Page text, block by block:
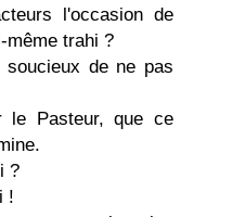
l'occasion de
même trahi ?
de ne pas
Pasteur, que ce
?
!